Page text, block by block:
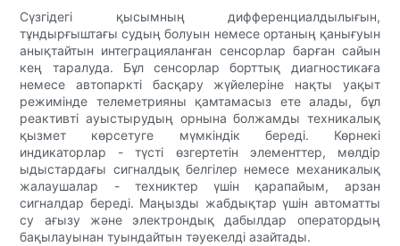
Сүзгідегі қысымның дифференциалдылығын,
тұндырғыштағы судың болуын немесе ортаның қанығуын
анықтайтын интеграцияланған сенсорлар барған сайын
кең таралуда. Бұл сенсорлар борттық диагностикаға
немесе автопаркті басқару жүйелеріне нақты уақыт
режимінде телеметрияны қамтамасыз ете алады, бұл
реактивті ауыстырудың орнына болжамды техникалық
қызмет көрсетуге мүмкіндік береді. Көрнекі
индикаторлар - түсті өзгертетін элементтер, мөлдір
ыдыстардағы сигналдық белгілер немесе механикалық
жалаушалар - техниктер үшін қарапайым, арзан
сигналдар береді. Маңызды жабдықтар үшін автоматты
су ағызу және электрондық дабылдар оператордың
бақылауынан туындайтын тәуекелді азайтады.